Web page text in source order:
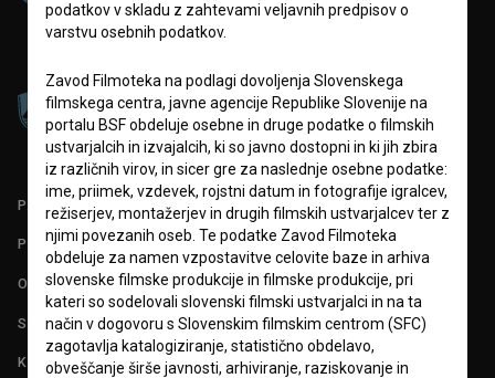
PARTNERJI
POGOJI UPORABE
O PROJEKTU
STATISTIKA
KONTAKT
podatkov v skladu z zahtevami veljavnih predpisov o
varstvu osebnih podatkov.
Zavod Filmoteka na podlagi dovoljenja Slovenskega
filmskega centra, javne agencije Republike Slovenije na
portalu BSF obdeluje osebne in druge podatke o filmskih
ustvarjalcih in izvajalcih, ki so javno dostopni in ki jih zbira
iz različnih virov, in sicer gre za naslednje osebne podatke:
ime, priimek, vzdevek, rojstni datum in fotografije igralcev,
režiserjev, montažerjev in drugih filmskih ustvarjalcev ter z
njimi povezanih oseb. Te podatke Zavod Filmoteka
obdeluje za namen vzpostavitve celovite baze in arhiva
slovenske filmske produkcije in filmske produkcije, pri
kateri so sodelovali slovenski filmski ustvarjalci in na ta
način v dogovoru s Slovenskim filmskim centrom (SFC)
zagotavlja katalogiziranje, statistično obdelavo,
obveščanje širše javnosti, arhiviranje, raziskovanje in